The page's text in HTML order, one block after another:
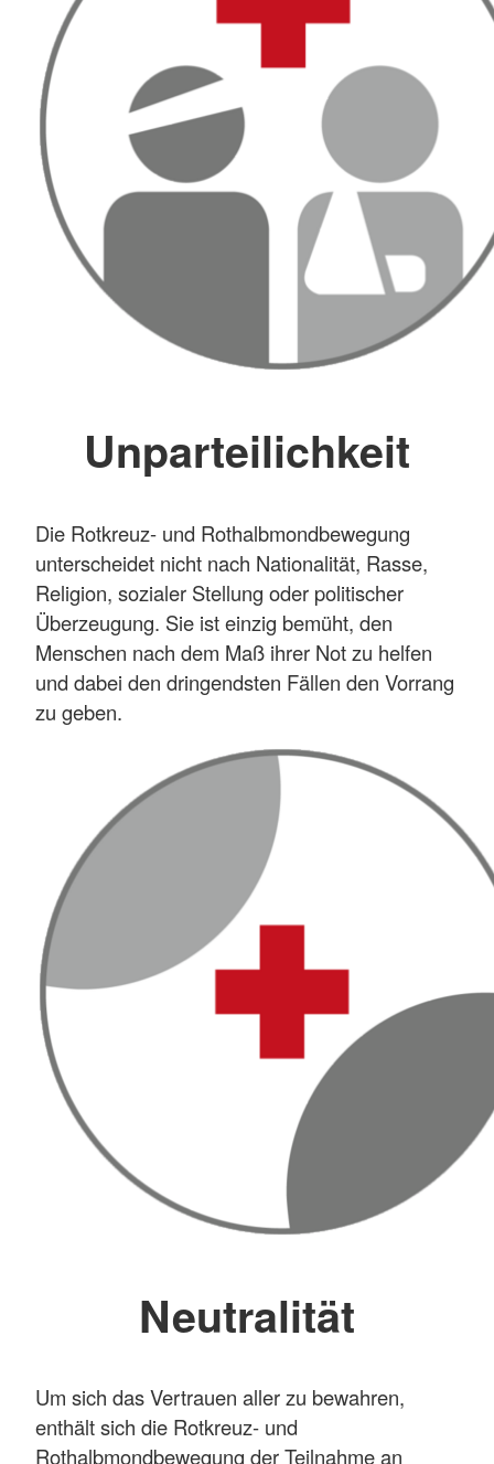
Unparteilichkeit
Die Rotkreuz- und Rothalbmondbewegung
unterscheidet nicht nach Nationalität, Rasse,
Religion, sozialer Stellung oder politischer
Überzeugung. Sie ist einzig bemüht, den
Menschen nach dem Maß ihrer Not zu helfen
und dabei den dringendsten Fällen den Vorrang
zu geben.
Neutralität
Um sich das Vertrauen aller zu bewahren,
enthält sich die Rotkreuz- und
Rothalbmondbewegung der Teilnahme an